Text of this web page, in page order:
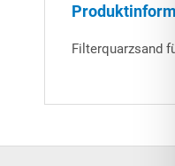
Filterquarzsand